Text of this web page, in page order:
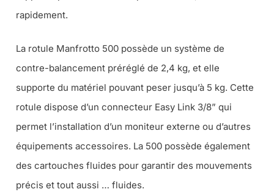
rapidement.
La rotule Manfrotto 500 possède un système de
contre-balancement préréglé de 2,4 kg, et elle
supporte du matériel pouvant peser jusqu’à 5 kg. Cette
rotule dispose d’un connecteur Easy Link 3/8” qui
permet l’installation d’un moniteur externe ou d’autres
équipements accessoires. La 500 possède également
des cartouches fluides pour garantir des mouvements
précis et tout aussi … fluides.